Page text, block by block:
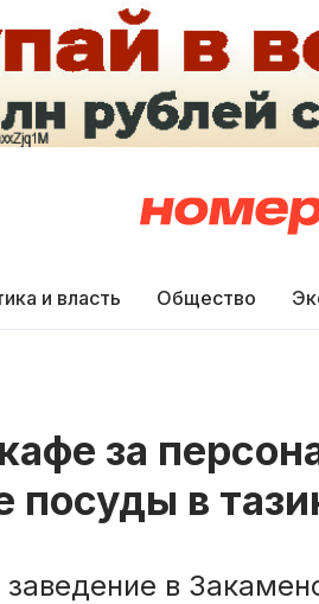
и власть Общество
за
в
в